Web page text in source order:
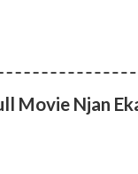
Movie Njan